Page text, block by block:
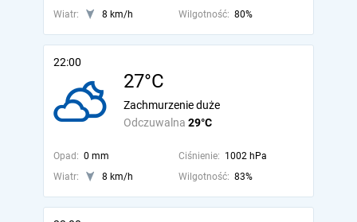
Wiatr:
8 km/h Wilgotność: 80%
22:00
27°C
Odczuwalna 29°C
Zachmurzenie duże
Opad: 0 mm Ciśnienie: 1002 hPa
Wiatr:
8 km/h Wilgotność: 83%